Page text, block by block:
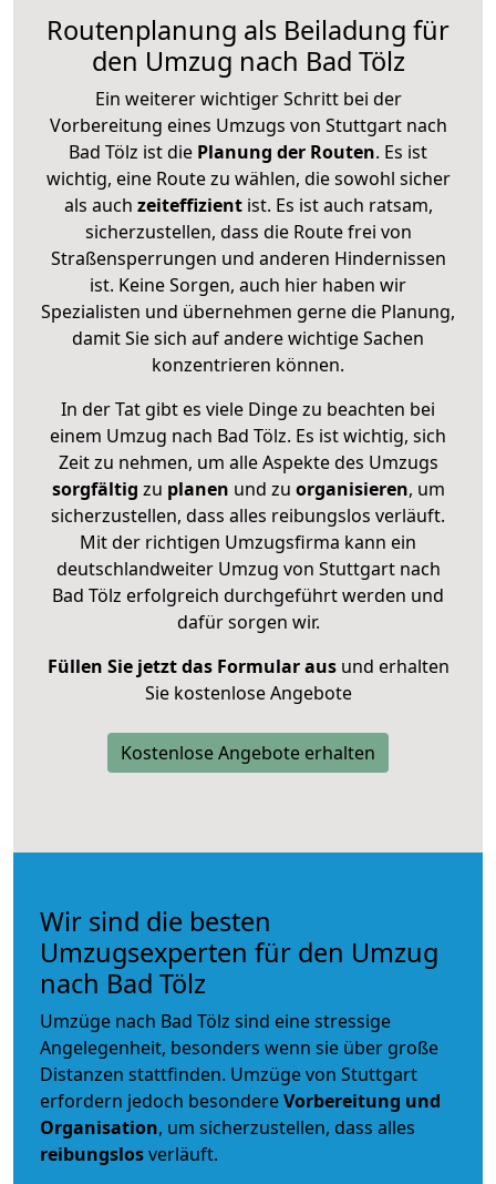
Routenplanung als Beiladung für
den Umzug nach Bad Tölz
Ein weiterer wichtiger Schritt bei der
Vorbereitung eines Umzugs von Stuttgart nach
Bad Tölz ist die Planung der Routen. Es ist
wichtig, eine Route zu wählen, die sowohl sicher
als auch zeiteffizientist. Es ist auch ratsam,
sicherzustellen, dass die Route frei von
Straßensperrungen und anderen Hindernissen
ist. Keine Sorgen, auch hier haben wir
Spezialisten und übernehmen gerne die Planung,
damit Sie sich auf andere wichtige Sachen
konzentrieren können.
In der Tat gibt es viele Dinge zu beachten bei
einem Umzug nach Bad Tölz. Es ist wichtig, sich
Zeit zu nehmen, um alle Aspekte des Umzugs
sorgfältig zu planen und zu organisieren, um
sicherzustellen, dass alles reibungslos verläuft.
Mit der richtigen Umzugsfirma kann ein
deutschlandweiter Umzug von Stuttgart nach
Bad Tölz erfolgreich durchgeführt werden und
dafür sorgen wir.
Füllen Sie jetzt das Formular ausund erhalten
Sie kostenlose Angebote
Kostenlose Angebote erhalten
Wir sind die besten
Umzugsexperten für den Umzug
nach Bad Tölz
Umzüge nach Bad Tölz sind eine stressige
Angelegenheit, besonders wenn sie über große
Distanzen stattfinden. Umzüge von Stuttgart
erfordern jedoch besondereVorbereitung und
Organisation, um sicherzustellen, dass alles
reibungslosverläuft.